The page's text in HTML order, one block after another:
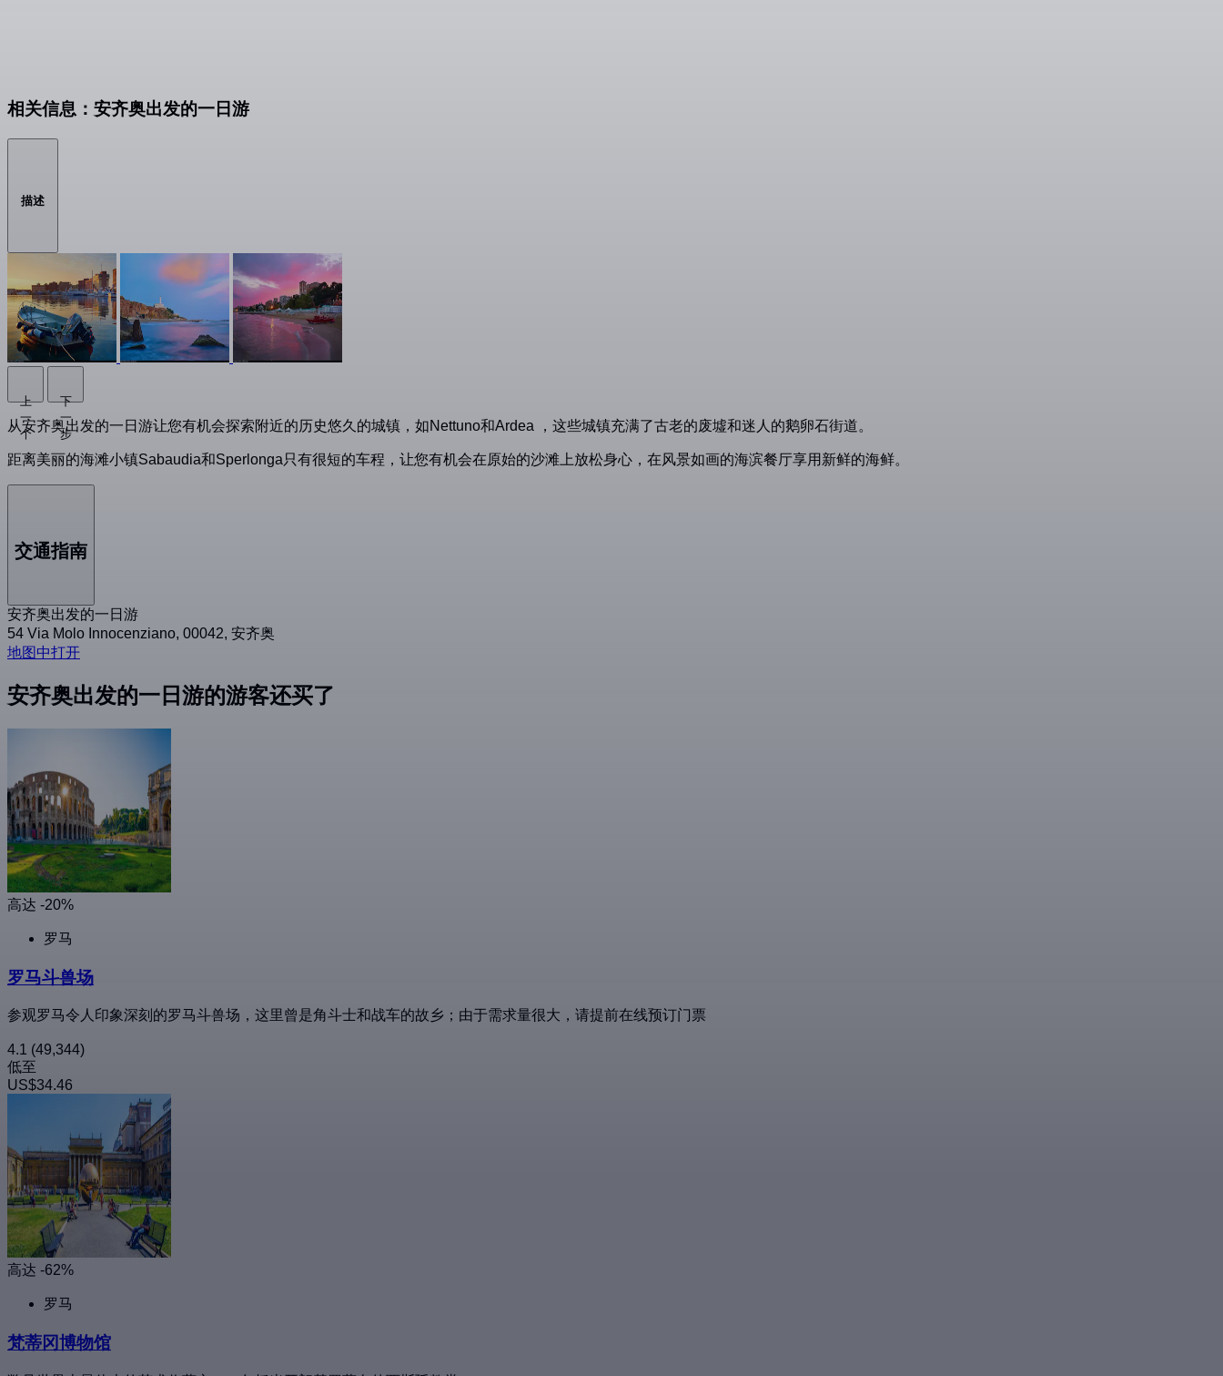
相关信息：安齐奥出发的一日游
描述
上
一
个
下
一
步
从安齐奥出发的一日游让您有机会探索附近的历史悠久的城镇，如Nettuno和Ardea ，这些城镇充满了古老的废墟和迷人的鹅卵石街道。
距离美丽的海滩小镇Sabaudia和Sperlonga只有很短的车程，让您有机会在原始的沙滩上放松身心，在风景如画的海滨餐厅享用新鲜的海鲜。
交通指南
安齐奥出发的一日游
54 Via Molo Innocenziano, 00042, 安齐奥
地图中打开
安齐奥出发的一日游的游客还买了
高达 -20%
罗马
罗马斗兽场
参观罗马令人印象深刻的罗马斗兽场，这里曾是角斗士和战车的故乡；由于需求量很大，请提前在线预订门票
4.1 (49,344)
低至
US$34.46
高达 -62%
罗马
梵蒂冈博物馆